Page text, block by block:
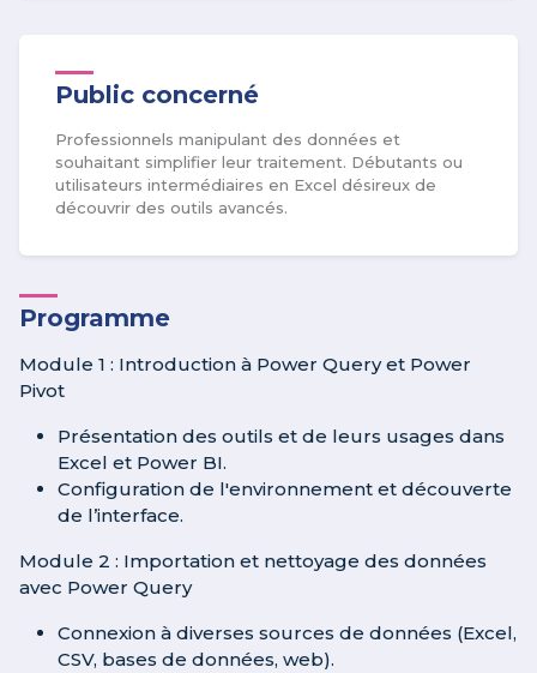
Public concerné
Professionnels manipulant des données et
souhaitant simplifier leur traitement. Débutants ou
utilisateurs intermédiaires en Excel désireux de
découvrir des outils avancés.
Programme
Module 1 : Introduction à Power Query et Power
Pivot
Présentation des outils et de leurs usages dans
Excel et Power BI.
Configuration de l'environnement et découverte
de l’interface.
Module 2 : Importation et nettoyage des données
avec Power Query
Connexion à diverses sources de données (Excel,
CSV, bases de données, web).